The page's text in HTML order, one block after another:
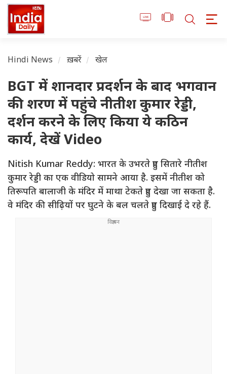
Hindi News ख़बरें खेल
BGT में शानदार प्रदर्शन के बाद भगवान
की शरण में पहुंचे नीतीश कुमार रेड्डी,
दर्शन करने के लिए किया ये कठिन
कार्य, देखें Video
Nitish Kumar Reddy: भारत के उभरते हुए सितारे नीतीश
कुमार रेड्डी का एक वीडियो सामने आया है. इसमें नीतीश को
तिरूपति बालाजी के मंदिर में माथा टेकते हुए देखा जा सकता है.
वे मंदिर की सीढ़ियों पर घुटने के बल चलते हुए दिखाई दे रहे हैं.